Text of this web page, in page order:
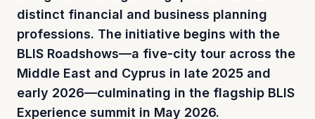
distinct financial and business planning
professions. The initiative begins with the
BLIS Roadshows—a five-city tour across the
Middle East and Cyprus in late 2025 and
early 2026—culminating in the flagship BLIS
Experience summit in May 2026.